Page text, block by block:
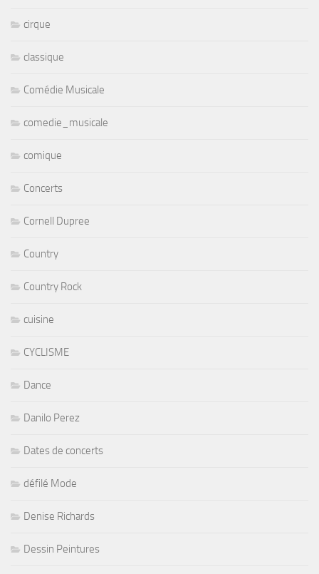
cirque
classique
Comédie Musicale
comedie_musicale
comique
Concerts
Cornell Dupree
Country
Country Rock
cuisine
CYCLISME
Dance
Danilo Perez
Dates de concerts
défilé Mode
Denise Richards
Dessin Peintures